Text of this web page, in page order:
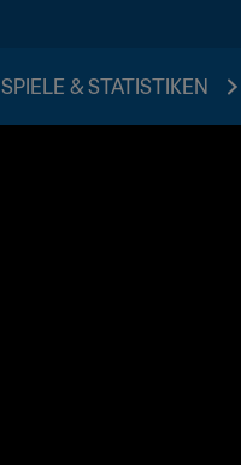
SPIELE & STATISTIKEN